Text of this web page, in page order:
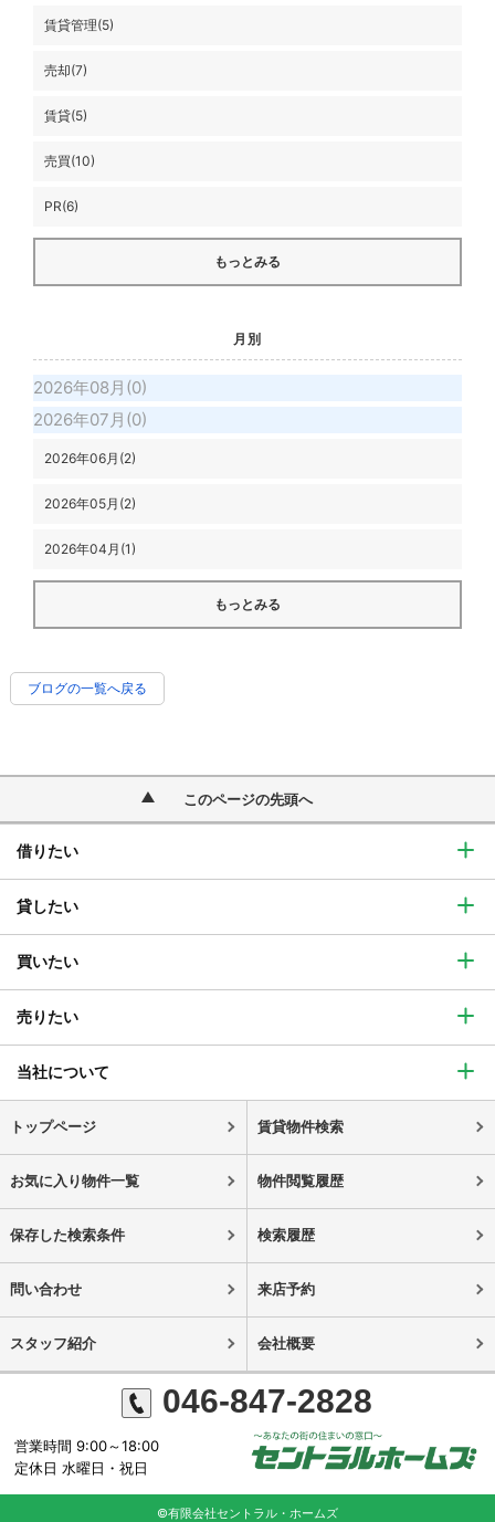
賃貸管理(5)
売却(7)
賃貸(5)
売買(10)
PR(6)
もっとみる
月別
2026年08月(0)
2026年07月(0)
2026年06月(2)
2026年05月(2)
2026年04月(1)
もっとみる
ブログの一覧へ戻る
このページの先頭へ
借りたい
貸したい
買いたい
売りたい
当社について
トップページ 賃貸物件検索
お気に入り物件一覧 物件閲覧履歴
保存した検索条件 検索履歴
問い合わせ 来店予約
スタッフ紹介 会社概要
046-847-2828
営業時間 9:00～18:00
定休日 水曜日・祝日
©有限会社セントラル・ホームズ